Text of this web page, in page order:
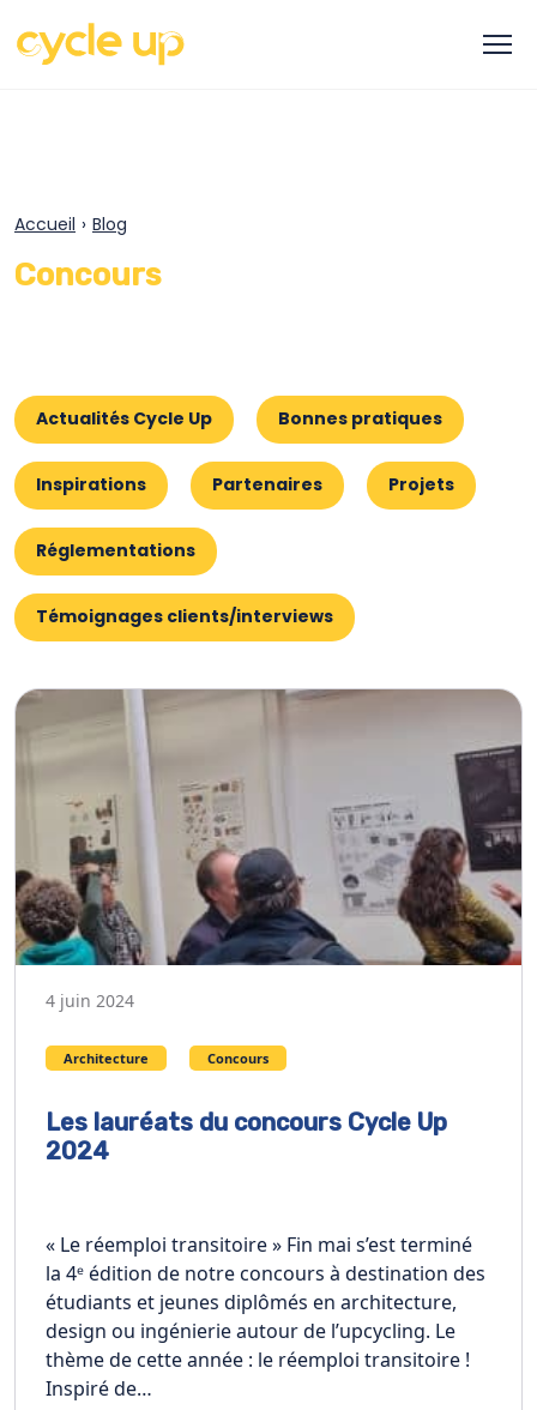
Accueil › Blog
Concours
Actualités Cycle Up Bonnes pratiques
Inspirations Partenaires Projets
Réglementations
Témoignages clients/interviews
4 juin 2024
Architecture Concours
Les lauréats du concours Cycle Up
2024
« Le réemploi transitoire » Fin mai s’est terminé
la 4ᵉ édition de notre concours à destination des
étudiants et jeunes diplômés en architecture,
design ou ingénierie autour de l’upcycling. Le
thème de cette année : le réemploi transitoire !
Inspiré de…